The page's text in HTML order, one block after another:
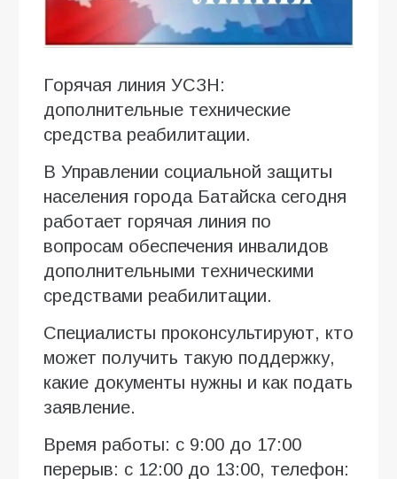
Горячая линия УСЗН:
дополнительные технические
средства реабилитации.
В Управлении социальной защиты
населения города Батайска сегодня
работает горячая линия по
вопросам обеспечения инвалидов
дополнительными техническими
средствами реабилитации.
Специалисты проконсультируют, кто
может получить такую поддержку,
какие документы нужны и как подать
заявление.
Время работы: с 9:00 до 17:00
перерыв: с 12:00 до 13:00, телефон: